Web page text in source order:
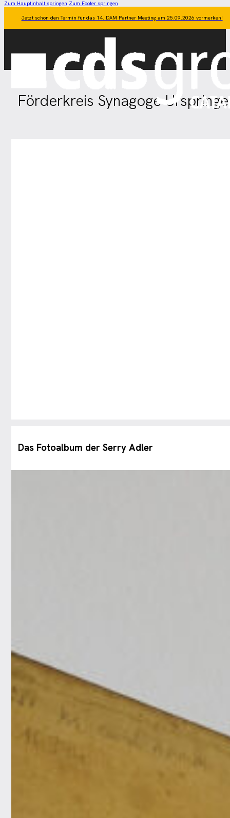
Zum Hauptinhalt springen Zum Footer springen
Jetzt schon den Termin für das 14. DAM Partner Meeting am 25.09.2026 vormerken!
Förderkreis Synagoge
Das Fotoalbum der Serry Adler